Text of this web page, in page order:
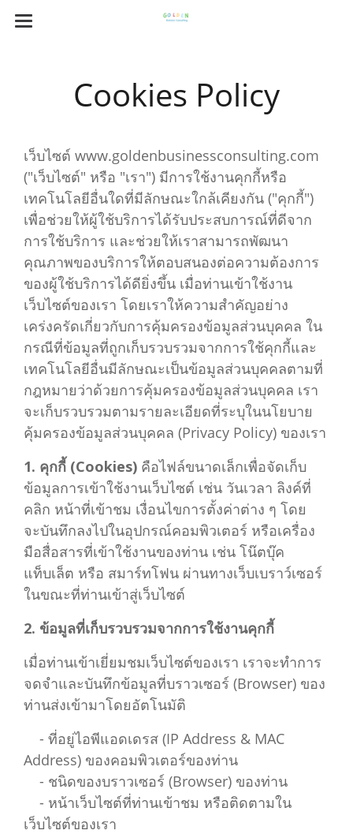
Cookies Policy
เว็บไซต์ www.goldenbusinessconsulting.com
("เว็บไซต์" หรือ "เรา") มีการใช้งานคุกกี้หรือ
เทคโนโลยีอื่นใดที่มีลักษณะใกล้เคียงกัน ("คุกกี้")
เพื่อช่วยให้ผู้ใช้บริการได้รับประสบการณ์ที่ดีจาก
การใช้บริการ และช่วยให้เราสามารถพัฒนา
คุณภาพของบริการให้ตอบสนองต่อความต้องการ
ของผู้ใช้บริการได้ดียิ่งขึ้น เมื่อท่านเข้าใช้งาน
เว็บไซต์ของเรา โดยเราให้ความสำคัญอย่าง
เคร่งครัดเกี่ยวกับการคุ้มครองข้อมูลส่วนบุคคล ใน
กรณีที่ข้อมูลที่ถูกเก็บรวบรวมจากการใช้คุกกี้และ
เทคโนโลยีอื่นมีลักษณะเป็นข้อมูลส่วนบุคคลตามที่
กฎหมายว่าด้วยการคุ้มครองข้อมูลส่วนบุคคล เรา
จะเก็บรวบรวมตามรายละเอียดที่ระบุในนโยบาย
คุ้มครองข้อมูลส่วนบุคคล (Privacy Policy) ของเรา
1. คุกกี้ (Cookies) คือไฟล์ขนาดเล็กเพื่อจัดเก็บ
ข้อมูลการเข้าใช้งานเว็บไซต์ เช่น วันเวลา ลิงค์ที่
คลิก หน้าที่เข้าชม เงื่อนไขการตั้งค่าต่าง ๆ โดย
จะบันทึกลงไปในอุปกรณ์คอมพิวเตอร์ หรือเครื่อง
มือสื่อสารที่เข้าใช้งานของท่าน เช่น โน๊ตบุ๊ค
แท็บเล็ต หรือ สมาร์ทโฟน ผ่านทางเว็บเบราว์เซอร์
ในขณะที่ท่านเข้าสู่เว็บไซต์
2. ข้อมูลที่เก็บรวบรวมจากการใช้งานคุกกี้
เมื่อท่านเข้าเยี่ยมชมเว็บไซต์ของเรา เราจะทำการ
จดจำและบันทึกข้อมูลที่บราวเซอร์ (Browser) ของ
ท่านส่งเข้ามาโดยอัตโนมัติ
- ที่อยู่ไอพีแอดเดรส (IP Address & MAC
Address) ของคอมพิวเตอร์ของท่าน
- ชนิดของบราวเซอร์ (Browser) ของท่าน
- หน้าเว็บไซต์ที่ท่านเข้าชม หรือติดตามใน
เว็บไซต์ของเรา